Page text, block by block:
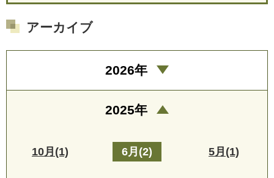
アーカイブ
2026年
2025年
10月(1) 6月(2) 5月(1)